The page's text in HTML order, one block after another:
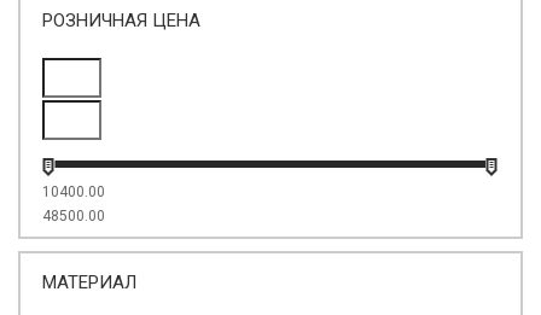
РОЗНИЧНАЯ ЦЕНА
10400.00
48500.00
МАТЕРИАЛ